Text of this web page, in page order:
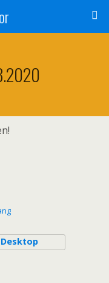
Desktop